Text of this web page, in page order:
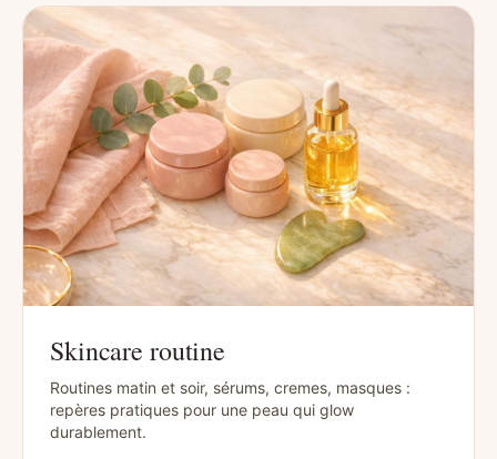
Skincare routine
Routines matin et soir, sérums, cremes, masques :
repères pratiques pour une peau qui glow
durablement.